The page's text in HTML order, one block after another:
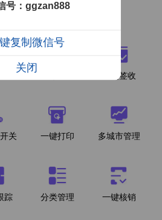
核心功能
自定义配色 一键签收
关 一键打印 多城市管理
踪 分类管理 一键核销
号：ggzan888
复制微信号
关闭